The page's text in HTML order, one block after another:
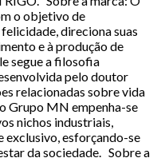
o objetivo de
direciona suas
e à produção de
segue a filosofia
pelo doutor
relacionadas sobre vida
Grupo MN empenha-se
nichos industriais,
exclusivo, esforçando-se
da sociedade. Sobre a